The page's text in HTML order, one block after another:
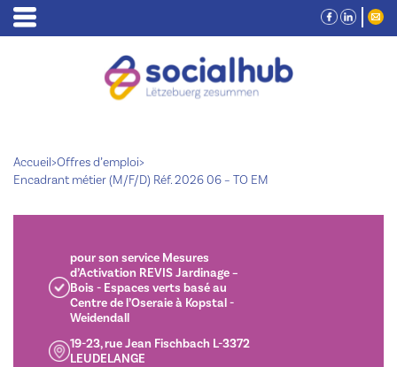
Accueil>Offres d’emploi>
Encadrant métier (M/F/D) Réf. 2026 06 – TO EM
pour son service Mesures
d’Activation REVIS Jardinage –
Bois - Espaces verts basé au
Centre de l’Oseraie à Kopstal -
Weidendall
19-23, rue Jean Fischbach L-3372
LEUDELANGE